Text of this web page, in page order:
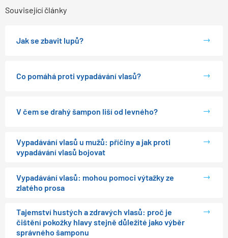
Související články
Jak se zbavit lupů?
Co pomáhá proti vypadávání vlasů?
V čem se drahý šampon liší od levného?
Vypadávání vlasů u mužů: příčiny a jak proti
vypadávání vlasů bojovat
Vypadávání vlasů: mohou pomoci výtažky ze
zlatého prosa
Tajemství hustých a zdravých vlasů: proč je
čištění pokožky hlavy stejně důležité jako výběr
správného šamponu